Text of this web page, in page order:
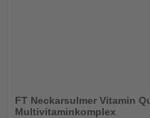
FT Neckarsulmer Vitamin
Multivitaminkomplex